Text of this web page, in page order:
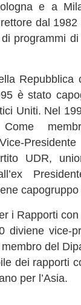
e a
dal
programmi
Repubblica
è stato
Uniti. Nel
UDR,
i Rapporti
vice-
del
dei rapporti
per l’Asia.